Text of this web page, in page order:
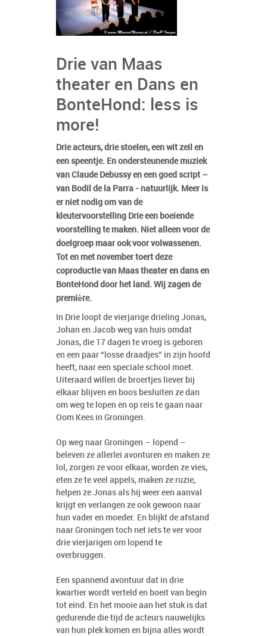
Drie van Maas
theater en Dans en
BonteHond: less is
more!
Drie acteurs, drie stoelen, een wit zeil en
een speentje. En ondersteunende muziek
van Claude Debussy en een goed script –
van Bodil de la Parra - natuurlijk. Meer is
er niet nodig om van de
kleutervoorstelling Drie een boeiende
voorstelling te maken. Niet alleen voor de
doelgroep maar ook voor volwassenen.
Tot en met november toert deze
coproductie van Maas theater en dans en
BonteHond door het land. Wij zagen de
première.
In Drie loopt de vierjarige drieling Jonas,
Johan en Jacob weg van huis omdat
Jonas, die 17 dagen te vroeg is geboren
en een paar “losse draadjes” in zijn hoofd
heeft, naar een speciale school moet.
Uiteraard willen de broertjes liever bij
elkaar blijven en boos besluiten ze dan
om weg te lopen en op reis te gaan naar
Oom Kees in Groningen.
Op weg naar Groningen – lopend –
beleven ze allerlei avonturen en maken ze
lol, zorgen ze voor elkaar, worden ze vies,
eten ze te veel appels, maken ze ruzie,
helpen ze Jonas als hij weer een aanval
krijgt en verlangen ze ook gewoon naar
hun vader en moeder. En blijkt de afstand
naar Groningen toch net iets te ver voor
drie vierjarigen om lopend te
overbruggen.
Een spannend avontuur dat in drie
kwartier wordt verteld en boeit van begin
tot eind. En het mooie aan het stuk is dat
gedurende die tijd de acteurs nauwelijks
van hun plek komen en bijna alles wordt